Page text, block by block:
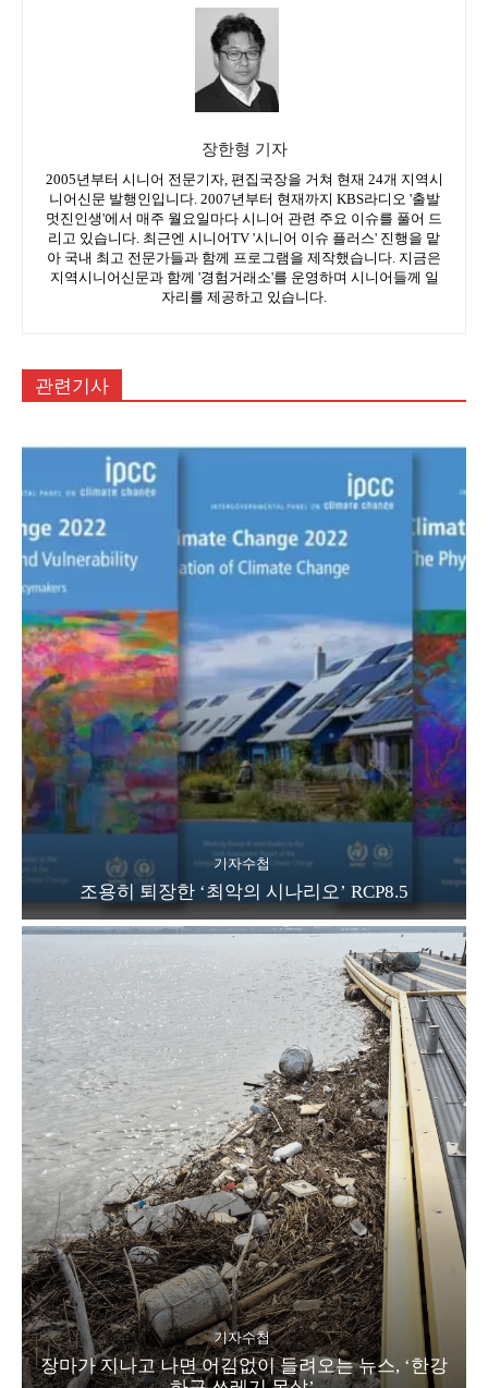
장한형 기자
2005년부터 시니어 전문기자, 편집국장을 거쳐 현재 24개 지역시
니어신문 발행인입니다. 2007년부터 현재까지 KBS라디오 '출발
멋진인생'에서 매주 월요일마다 시니어 관련 주요 이슈를 풀어 드
리고 있습니다. 최근엔 시니어TV '시니어 이슈 플러스' 진행을 맡
아 국내 최고 전문가들과 함께 프로그램을 제작했습니다. 지금은
지역시니어신문과 함께 '경험거래소'를 운영하며 시니어들께 일
자리를 제공하고 있습니다.
관련기사
기자수첩
조용히 퇴장한 ‘최악의 시나리오’ RCP8.5
기자수첩
장마가 지나고 나면 어김없이 들려오는 뉴스, ‘한강